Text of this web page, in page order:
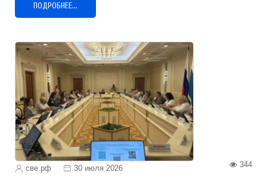
ПОДРОБНЕЕ...
све.рф 30 июля 2026 344